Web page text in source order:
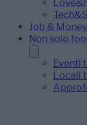
Job & Money
Non solo
Eventi
Locali